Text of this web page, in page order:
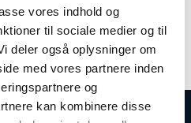
vores indhold og
til sociale medier og til
deler også oplysninger om
med vores partnere inden
og
kan kombinere disse
ved at scrolle ned
netværkets hjemmeside